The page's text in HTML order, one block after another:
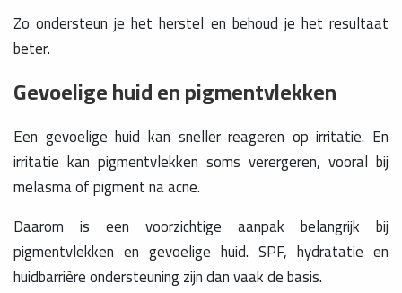
Zo ondersteun je het herstel en behoud je het resultaat
beter.
Gevoelige huid en pigmentvlekken
Een gevoelige huid kan sneller reageren op irritatie. En
irritatie kan pigmentvlekken soms verergeren, vooral bij
melasma of pigment na acne.
Daarom is een voorzichtige aanpak belangrijk bij
pigmentvlekken en gevoelige huid. SPF, hydratatie en
huidbarrière ondersteuning zijn dan vaak de basis.